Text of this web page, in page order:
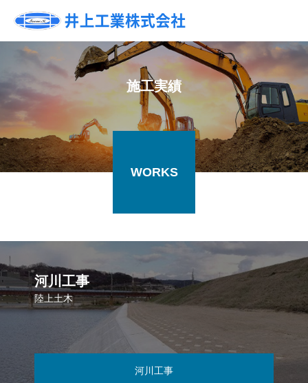
施工実績
WORKS
河川工事
陸上土木
河川工事